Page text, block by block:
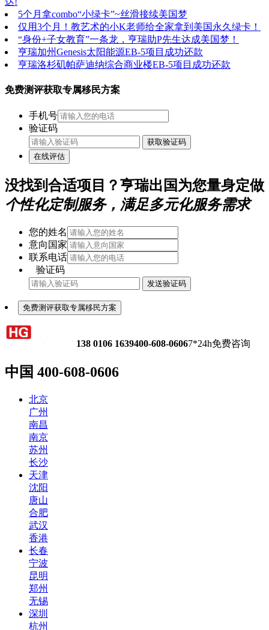
5个月拿combo“小绿卡”~丝滑接续美国梦
仅用3个月！教艺术的小K老师给全家拿到美国永久绿卡！
“身份+子女教育”一条龙，亨瑞助P先生达成美国梦！
亨瑞加州Genesis太阳能源EB-5项目成功还款
亨瑞洛杉矶帕萨迪纳综合商业楼EB-5项目成功还款
免费测评获取专属移民方案
手机号
验证码
获取验证码
在线评估
没找到合适项目？亨瑞出国为您量身定做
个性化定制服务，满足多元化服务需求
您的姓名
意向国家
联系电话
验证码
发送验证码
免费测评获取专属移民方案
138 0106 1639400-608-06067*24h免费咨询
中国 400-608-0606
北京
广州
南昌
南京
苏州
长沙
天津
沈阳
唐山
合肥
武汉
香港
长春
宁波
昆明
郑州
无锡
深圳
杭州